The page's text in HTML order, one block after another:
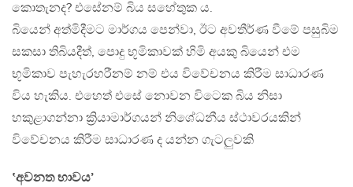
කොතැනද? එසේනම් බිය සහේතුක ය.
බියෙන් අත්මිදීමට මාර්ගය පෙන්වා, ඊට අවතීර්ණ වීමේ පසුබිම
සකසා තිබියදීත්, පොදු භූමිකාවක් හිමි අයකු බියෙන් එම
භූමිකාව පැහැරහරීනම් නම් එය විවේචනය කිරීම සාධාරණ
විය හැකිය. එහෙත් එසේ නොවන විටෙක බිය නිසා
හකුළාගන්නා ක්‍රියාමාර්ගයන් නිශේධනීය ස්ථාවරයකින්
විවේචනය කිරීම සාධාරණ ද යන්න ගැටලුවකි
‛අවනත භාවය’